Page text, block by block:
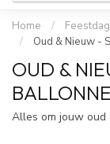
Home /
/
Oud & Nieuw -
OUD &
Alles om jouw